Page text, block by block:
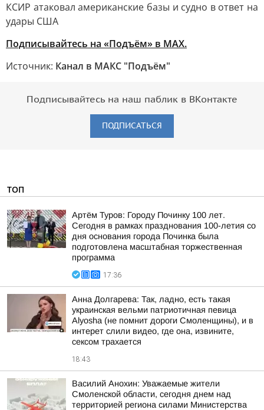
КСИР атаковал американские базы и судно в ответ на
удары США
Подписывайтесь на «Подъём» в MAX.
Источник: Канал в МАКС "Подъём"
Подписывайтесь на наш паблик в ВКонтакте
ПОДПИСАТЬСЯ
ТОП
Артём Туров: Городу Починку 100 лет.
Сегодня в рамках празднования 100-летия со
дня основания города Починка была
подготовлена масштабная торжественная
программа
17:36
Анна Долгарева: Так, ладно, есть такая
украинская вельми патриотичная певица
Alyosha (не помнит дороги Смоленщины), и в
интерет слили видео, где она, извините,
сексом трахается
18:43
Василий Анохин: Уважаемые жители
Смоленской области, сегодня днем над
территорией региона силами Министерства